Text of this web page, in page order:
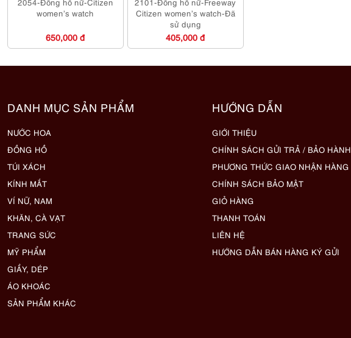
women’s watch
650,000 đ
Citizen women’s watch-Đã
sử dụng
405,000 đ
DANH MỤC SẢN PHẨM
NƯỚC HOA
ĐỒNG HỒ
TÚI XÁCH
KÍNH MẮT
VÍ NỮ, NAM
KHĂN, CÀ VẠT
TRANG SỨC
MỸ PHẨM
GIẦY, DÉP
ÁO KHOÁC
SẢN PHẨM KHÁC
HƯỚNG DẪN
GIỚI THIỆU
CHÍNH SÁCH GỬI TRẢ / BẢO HÀNH
PHƯƠNG THỨC GIAO NHẬN HÀNG
CHÍNH SÁCH BẢO MẬT
GIỎ HÀNG
THANH TOÁN
LIÊN HỆ
HƯỚNG DẪN BÁN HÀNG KÝ GỬI